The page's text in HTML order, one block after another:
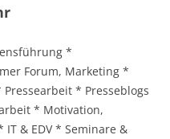
*
Forum, Marketing *
* Presseblogs
* Motivation,
& EDV * Seminare &